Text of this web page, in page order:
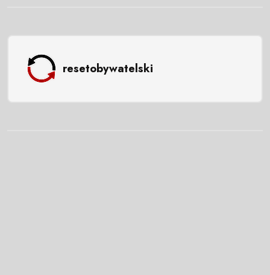
resetobywatelski